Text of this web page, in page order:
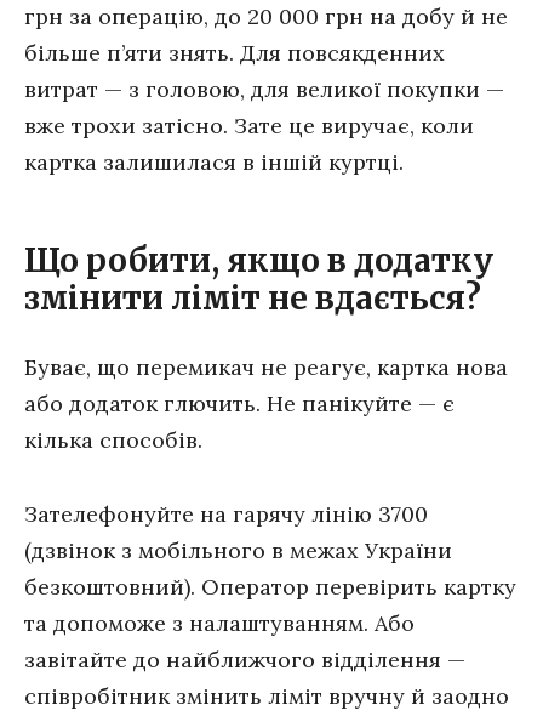
грн за операцію, до 20 000 грн на добу й не
більше п’яти знять. Для повсякденних
витрат — з головою, для великої покупки —
вже трохи затісно. Зате це виручає, коли
картка залишилася в іншій куртці.
Що робити, якщо в додатку
змінити ліміт не вдається?
Буває, що перемикач не реагує, картка нова
або додаток глючить. Не панікуйте — є
кілька способів.
Зателефонуйте на гарячу лінію 3700
(дзвінок з мобільного в межах України
безкоштовний). Оператор перевірить картку
та допоможе з налаштуванням. Або
завітайте до найближчого відділення —
співробітник змінить ліміт вручну й заодно